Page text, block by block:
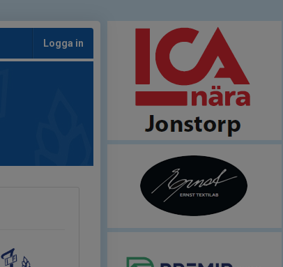
Logga in